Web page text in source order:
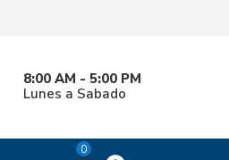
8:00 AM - 5:00 PM
Lunes a Sabado
0